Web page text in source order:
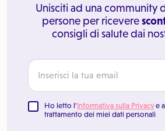
Unisciti ad una community
persone per ricevere
consigli di salute dai
Ho letto l'Informativa sulla Privacy e
trattamento dei miei dati personali